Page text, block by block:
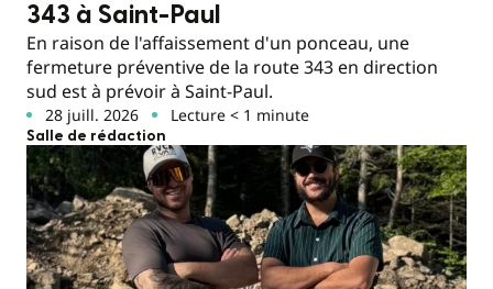
343 à Saint-Paul
En raison de l'affaissement d'un ponceau, une
fermeture préventive de la route 343 en direction
sud est à prévoir à Saint-Paul.
28 juill. 2026 Lecture < 1 minute
Salle de rédaction